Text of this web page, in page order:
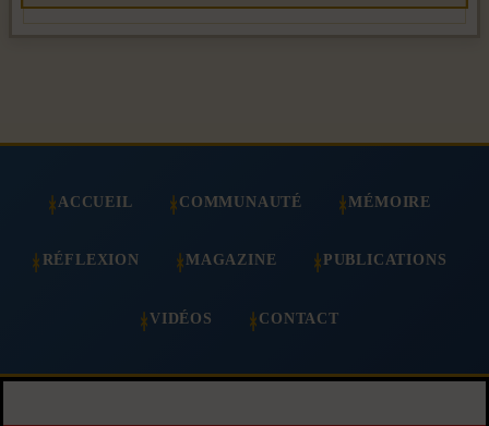
ACCUEIL COMMUNAUTÉ MÉMOIRE
RÉFLEXION MAGAZINE PUBLICATIONS
VIDÉOS CONTACT